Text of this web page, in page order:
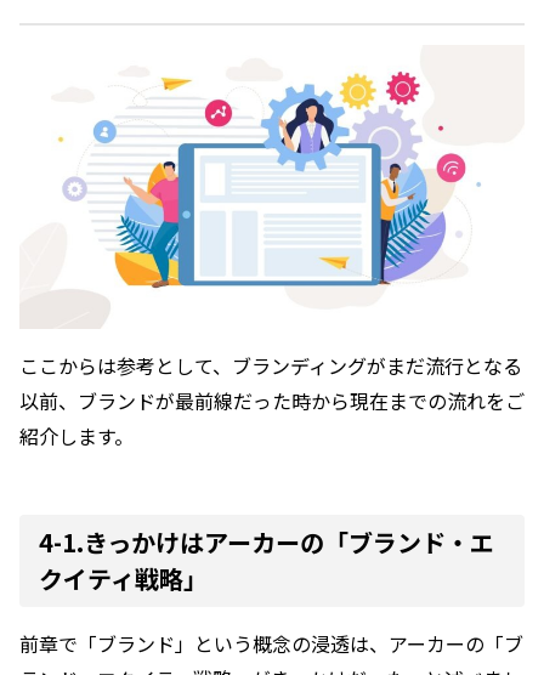
ここからは参考として、ブランディングがまだ流行となる
以前、ブランドが最前線だった時から現在までの流れをご
紹介します。
4-1.きっかけはアーカーの「ブランド・エ
クイティ戦略」
前章で「ブランド」という概念の浸透は、 アーカーの「ブ